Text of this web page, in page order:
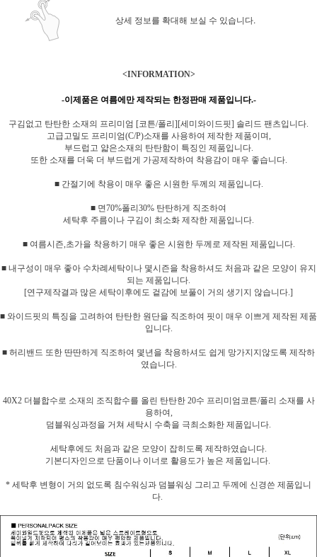
상세 정보를 확대해 보실 수 있습니다.
<INFORMATION>
-이제품은 여름에만 제작되는 한정판매 제품입니다.-
구김없고 탄탄한 소재의 프리미엄 [코튼/폴리][세미와이드핏] 솔리드 팬츠입니다.
고급고밀도 프리미엄(C/P)소재를 사용하여 제작한 제품이며,
부드럽고 얇은소재의 탄탄함이 특징인 제품입니다.
또한 소재를 더욱 더 부드럽게 가공제작하여 착용감이 매우 좋습니다.
■ 간절기에 착용이 매우 좋은 시원한 두께의 제품입니다.
■ 면70%폴리30% 탄탄하게 직조하여
세탁후 주름이나 구김이 최소화 제작한 제품입니다.
■ 여름시즌,초가을 착용하기 매우 좋은 시원한 두께로 제작된 제품입니다.
■ 내구성이 매우 좋아 수차례세탁이나 몇시즌을 착용하셔도 처음과 같은 모양이 유지
되는 제품입니다.
[연구제작결과 많은 세탁이후에도 겉감에 보풀이 거의 생기지 않습니다.]
■ 와이드핏의 특징을 고려하여 탄탄한 원단을 직조하여 핏이 매우 이쁘게 제작된 제품
입니다.
■ 허리밴드 또한 딴딴하게 직조하여 몇년을 착용하셔도 쉽게 망가지지않도록 제작하
였습니다.
40X2 더블합수로 소재의 조직합수를 올린 탄탄한 20수 프리미엄코튼/폴리 소재를 사
용하여,
덤블워싱과정을 거쳐 세탁시 수축을 극최소화한 제품입니다.
세탁후에도 처음과 같은 모양이 잡히도록 제작하였습니다.
기본디자인으로 단품이나 이너로 활용도가 높은 제품입니다.
* 세탁후 변형이 거의 없도록 침수워싱과 덤블워싱 그리고 두께에 신경쓴 제품입니
다.